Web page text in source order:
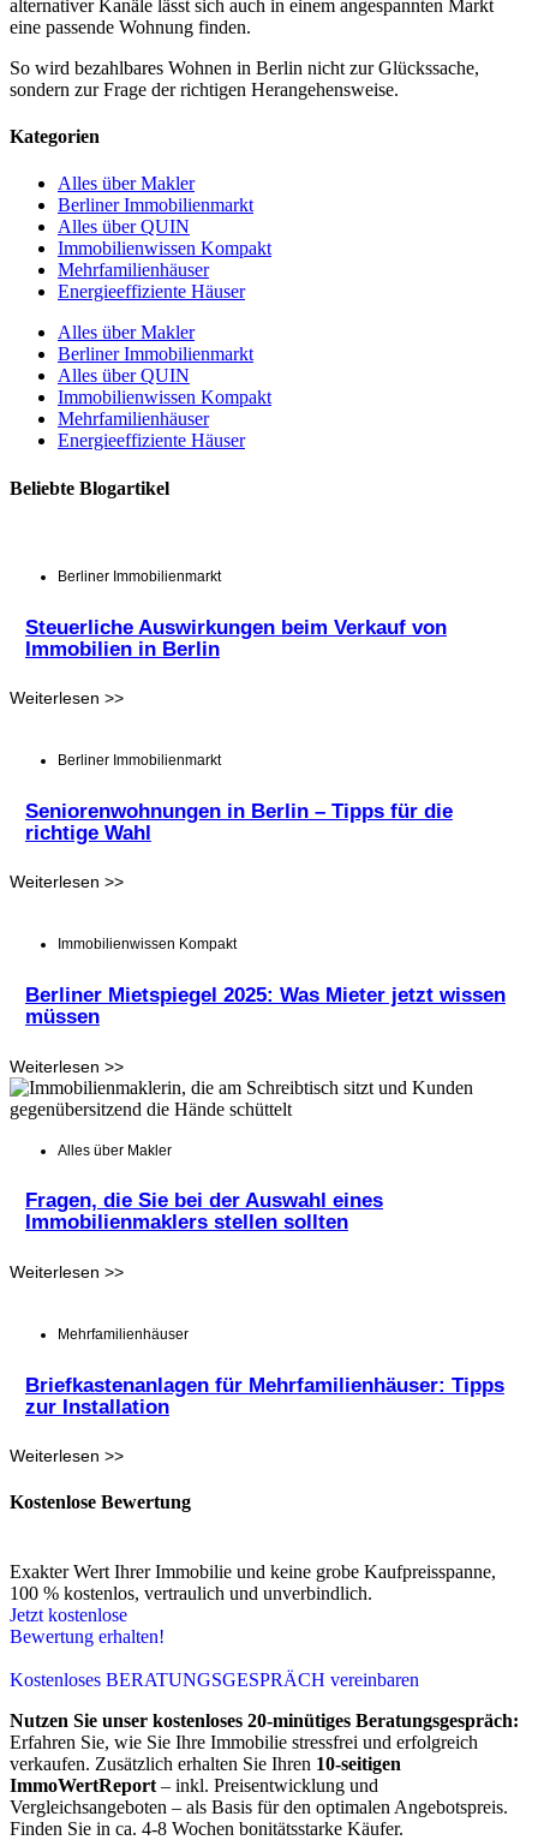
alternativer Kanäle lässt sich auch in einem angespannten Markt
eine passende Wohnung finden.
So wird bezahlbares Wohnen in Berlin nicht zur Glückssache,
sondern zur Frage der richtigen Herangehensweise.
Kategorien
Alles über Makler
Berliner Immobilienmarkt
Alles über QUIN
Immobilienwissen Kompakt
Mehrfamilienhäuser
Energieeffiziente Häuser
Alles über Makler
Berliner Immobilienmarkt
Alles über QUIN
Immobilienwissen Kompakt
Mehrfamilienhäuser
Energieeffiziente Häuser
Beliebte Blogartikel
Berliner Immobilienmarkt
Steuerliche Auswirkungen beim Verkauf von
Immobilien in Berlin
Weiterlesen >>
Berliner Immobilienmarkt
Seniorenwohnungen in Berlin – Tipps für die
richtige Wahl
Weiterlesen >>
Immobilienwissen Kompakt
Berliner Mietspiegel 2025: Was Mieter jetzt wissen
müssen
Weiterlesen >>
Alles über Makler
Fragen, die Sie bei der Auswahl eines
Immobilienmaklers stellen sollten
Weiterlesen >>
Mehrfamilienhäuser
Briefkastenanlagen für Mehrfamilienhäuser: Tipps
zur Installation
Weiterlesen >>
Kostenlose Bewertung
Exakter Wert Ihrer Immobilie und keine grobe Kaufpreisspanne,
100 % kostenlos, vertraulich und unverbindlich.
Jetzt kostenlose
Bewertung erhalten!
Kostenloses BERATUNGSGESPRÄCH vereinbaren
Nutzen Sie unser kostenloses 20-minütiges Beratungsgespräch:
Erfahren Sie, wie Sie Ihre Immobilie stressfrei und erfolgreich
verkaufen. Zusätzlich erhalten Sie Ihren 10-seitigen
ImmoWertReport – inkl. Preisentwicklung und
Vergleichsangeboten – als Basis für den optimalen Angebotspreis.
Finden Sie in ca. 4-8 Wochen bonitätsstarke Käufer.